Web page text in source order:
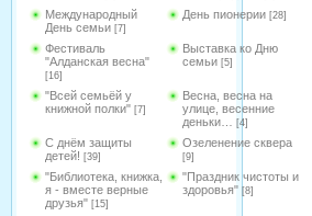
Международный
День семьи [7]
День пионерии [28]
Фестиваль
"Алданская весна"
[16]
Выставка ко Дню
семьи [5]
"Всей семьёй у
книжной полки" [7]
Весна, весна на
улице, весенние
деньки…
[4]
С днём защиты
детей! [39]
Озеленение сквера
[9]
"Библиотека, книжка,
я - вместе верные
друзья" [15]
"Праздник чистоты и
здоровья" [8]